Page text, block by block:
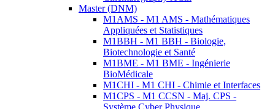
Master (DNM)
M1AMS - M1 AMS - Mathématiques
Appliquées et Statistiques
M1BBH - M1 BBH - Biologie,
Biotechnologie et Santé
M1BME - M1 BME - Ingénierie
BioMédicale
M1CHI - M1 CHI - Chimie et Interfaces
M1CPS - M1 CCSN - Maj. CPS -
Système Cyber Physique